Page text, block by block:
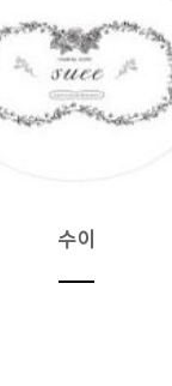
수이